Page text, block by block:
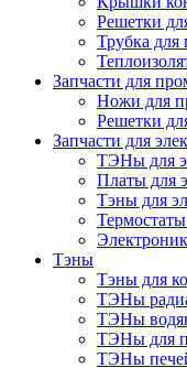
Решетки
Трубка
Запчасти для
Ножи для
Решетки
Запчасти для
ТЭНы для
Платы для
Тэны для
Тэны
Тэны для
ТЭНы
ТЭНы
ТЭНы для
ТЭНы